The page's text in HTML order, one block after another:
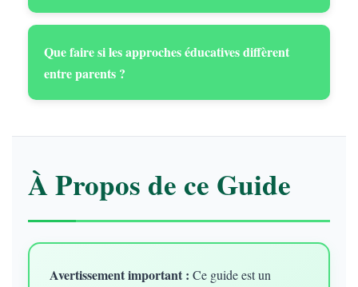
Que faire si les approches éducatives diffèrent
entre parents ?
À Propos de ce Guide
Avertissement important : Ce guide est un